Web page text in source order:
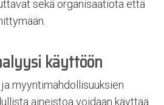
sekä organisaatiota että
käyttöön
myyntimahdollisuuksien
aineistoa voidaan käyttää